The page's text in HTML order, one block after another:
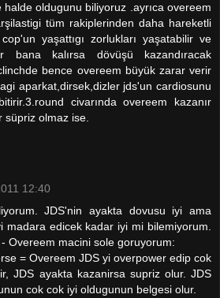
oldugunu biliyoruz .ayrıca overeem
tüm rakiplerinden daha hareketli
yaşattıgı zorlukları yaşatabilir ve
bana kalırsa dövüşü kazandıracak
bence overeem büyük zarar verir
aparkat,dirsek,dizler jds'un cardiosunu
civarında overeem kazanır
süpriz olmaz ise.
12:40
JDS'nin ayakta dovusu iyi ama
madara edicek kadar iyi mi bilemiyorum.
Overeem macini sole goruyorum:
= Overeem JDS yi overpower edip cok
JDS ayakta kazanirsa supriz olur. JDS
cok cok iyi oldugunun belgesi olur.